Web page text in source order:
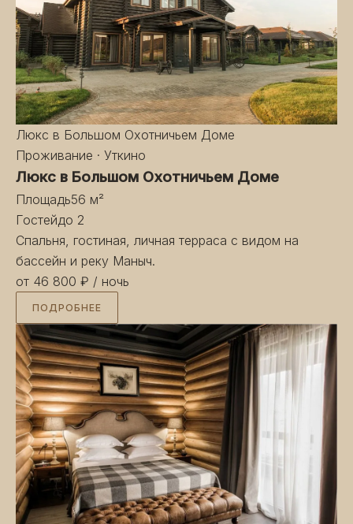
Люкс в Большом Охотничьем Доме
Проживание · Уткино
Люкс в Большом Охотничьем Доме
Площадь56 м²
Гостейдо 2
Спальня, гостиная, личная терраса с видом на
бассейн и реку Маныч.
от 46 800 ₽ / ночь
ПОДРОБНЕЕ